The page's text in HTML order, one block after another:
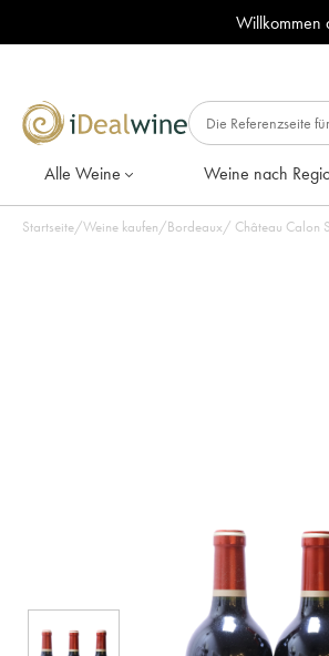
Willkommen
Alle Weine Weine nach
Startseite/Weine kaufen/Bordeaux/